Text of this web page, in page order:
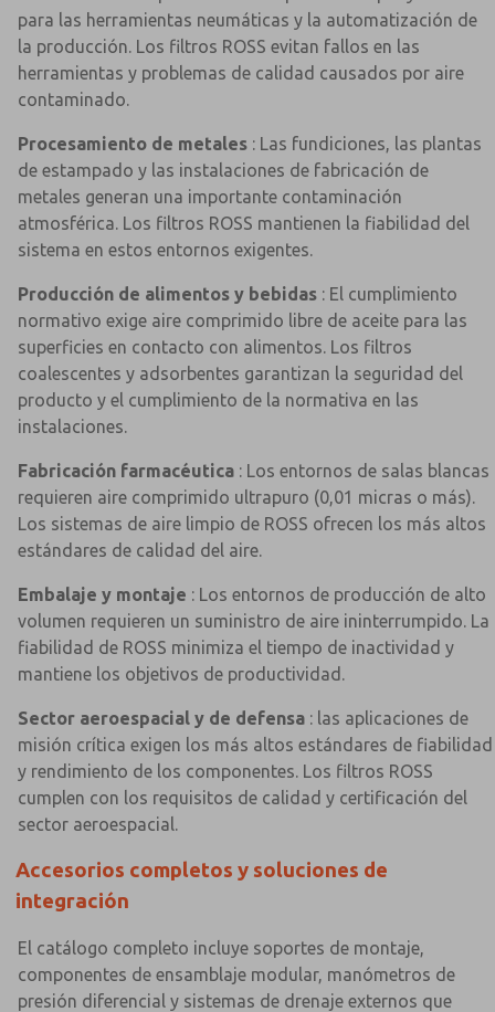
para las herramientas neumáticas y la automatización de
la producción. Los filtros ROSS evitan fallos en las
herramientas y problemas de calidad causados por aire
contaminado.
Procesamiento de metales : Las fundiciones, las plantas
de estampado y las instalaciones de fabricación de
metales generan una importante contaminación
atmosférica. Los filtros ROSS mantienen la fiabilidad del
sistema en estos entornos exigentes.
Producción de alimentos y bebidas : El cumplimiento
normativo exige aire comprimido libre de aceite para las
superficies en contacto con alimentos. Los filtros
coalescentes y adsorbentes garantizan la seguridad del
producto y el cumplimiento de la normativa en las
instalaciones.
Fabricación farmacéutica : Los entornos de salas blancas
requieren aire comprimido ultrapuro (0,01 micras o más).
Los sistemas de aire limpio de ROSS ofrecen los más altos
estándares de calidad del aire.
Embalaje y montaje : Los entornos de producción de alto
volumen requieren un suministro de aire ininterrumpido. La
fiabilidad de ROSS minimiza el tiempo de inactividad y
mantiene los objetivos de productividad.
Sector aeroespacial y de defensa : las aplicaciones de
misión crítica exigen los más altos estándares de fiabilidad
y rendimiento de los componentes. Los filtros ROSS
cumplen con los requisitos de calidad y certificación del
sector aeroespacial.
Accesorios completos y soluciones de
integración
El catálogo completo incluye soportes de montaje,
componentes de ensamblaje modular, manómetros de
presión diferencial y sistemas de drenaje externos que